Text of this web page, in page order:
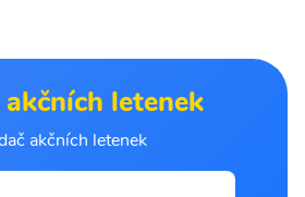
letenek
akčních letenek